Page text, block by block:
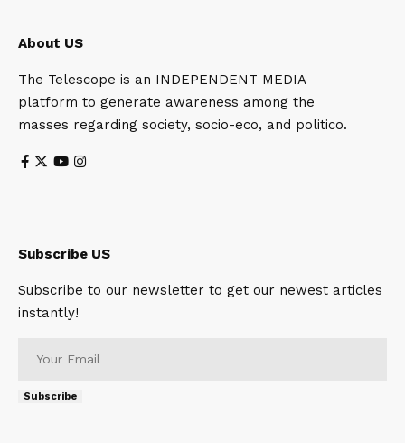
About US
The Telescope is an INDEPENDENT MEDIA
platform to generate awareness among the
masses regarding society, socio-eco, and politico.
Subscribe US
Subscribe to our newsletter to get our newest articles
instantly!
Subscribe